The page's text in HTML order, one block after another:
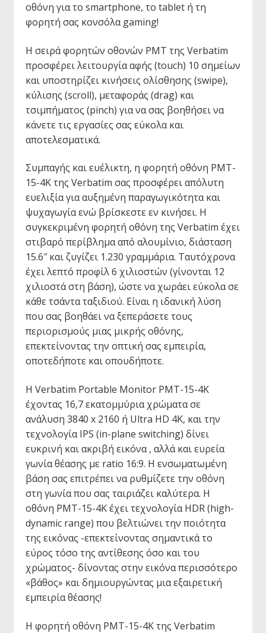
οθόνη για το smartphone, το tablet ή τη
φορητή σας κονσόλα gaming!
Η σειρά φορητών οθονών PMT της Verbatim
προσφέρει λειτουργία αφής (touch) 10 σημείων
και υποστηρίζει κινήσεις ολίσθησης (swipe),
κύλισης (scroll), μεταφοράς (drag) και
τσιμπήματος (pinch) για να σας βοηθήσει να
κάνετε τις εργασίες σας εύκολα και
αποτελεσματικά.
Συμπαγής και ευέλικτη, η φορητή οθόνη PMT-
15-4K της Verbatim σας προσφέρει απόλυτη
ευελιξία για αυξημένη παραγωγικότητα και
ψυχαγωγία ενώ βρίσκεστε εν κινήσει. Η
συγκεκριμένη φορητή οθόνη της Verbatim έχει
στιβαρό περίβλημα από αλουμίνιο, διάσταση
15.6″ και ζυγίζει 1.230 γραμμάρια. Ταυτόχρονα
έχει λεπτό προφίλ 6 χιλιοστών (γίνονται 12
χιλιοστά στη βάση), ώστε να χωράει εύκολα σε
κάθε τσάντα ταξιδιού. Είναι η ιδανική λύση
που σας βοηθάει να ξεπεράσετε τους
περιορισμούς μιας μικρής οθόνης,
επεκτείνοντας την οπτική σας εμπειρία,
οποτεδήποτε και οπουδήποτε.
Η Verbatim Portable Monitor PMT-15-4K
έχοντας 16,7 εκατομμύρια χρώματα σε
ανάλυση 3840 x 2160 ή Ultra HD 4K, και την
τεχνολογία IPS (in-plane switching) δίνει
ευκρινή και ακριβή εικόνα , αλλά και ευρεία
γωνία θέασης με ratio 16:9. Η ενσωματωμένη
βάση σας επιτρέπει να ρυθμίζετε την οθόνη
στη γωνία που σας ταιριάζει καλύτερα. Η
οθόνη PMT-15-4K έχει τεχνολογία HDR (high-
dynamic range) που βελτιώνει την ποιότητα
της εικόνας -επεκτείνοντας σημαντικά το
εύρος τόσο της αντίθεσης όσο και του
χρώματος- δίνοντας στην εικόνα περισσότερο
«βάθος» και δημιουργώντας μια εξαιρετική
εμπειρία θέασης!
Η φορητή οθόνη PMT-15-4K της Verbatim